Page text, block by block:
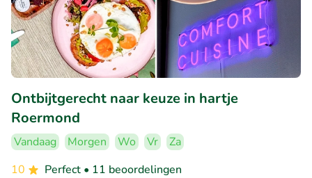
Ontbijtgerecht naar keuze in hartje
Roermond
Vandaag Morgen Wo Vr
Za
10
Perfect • 11 beoordelingen